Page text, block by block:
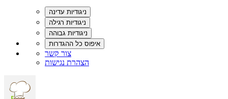
צור קשר
הצהרת נגישות